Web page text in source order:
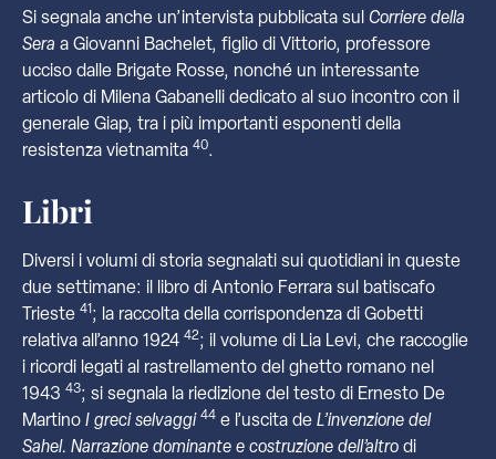
Si segnala anche un’intervista pubblicata sul Corriere della
Sera a Giovanni Bachelet, figlio di Vittorio, professore
ucciso dalle Brigate Rosse, nonché un interessante
articolo di Milena Gabanelli dedicato al suo incontro con il
generale Giap, tra i più importanti esponenti della
resistenza vietnamita 40.
Libri
Diversi i volumi di storia segnalati sui quotidiani in queste
due settimane: il libro di Antonio Ferrara sul batiscafo
Trieste 41; la raccolta della corrispondenza di Gobetti
relativa all’anno 1924 42; il volume di Lia Levi, che raccoglie
i ricordi legati al rastrellamento del ghetto romano nel
1943 43; si segnala la riedizione del testo di Ernesto De
Martino I greci selvaggi 44 e l’uscita de L’invenzione del
Sahel. Narrazione dominante e costruzione dell’altro di